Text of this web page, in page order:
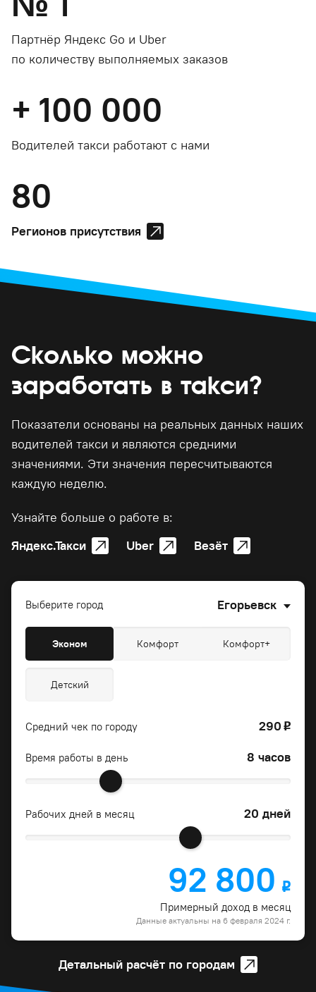
Партнёр Яндекс Go и Uber
по количеству выполняемых заказов
+ 100 000
Водителей такси работают с нами
80
Регионов присутствия
Сколько можно
заработать в такси?
Показатели основаны на реальных данных наших
водителей такси и являются средними
значениями. Эти значения пересчитываются
каждую неделю.
Узнайте больше о работе в:
Яндекс.Такси
Uber Везёт
Выберите город Егорьевск
Эконом Комфорт Комфорт+
Детский
Средний чек по городу 290 o
Время работы в день 8 часов
Рабочих дней в месяц 20 дней
Примерный доход в месяц
92 800 o
Данные актуальны на 6 февраля 2024 г.
Детальный расчёт по городам